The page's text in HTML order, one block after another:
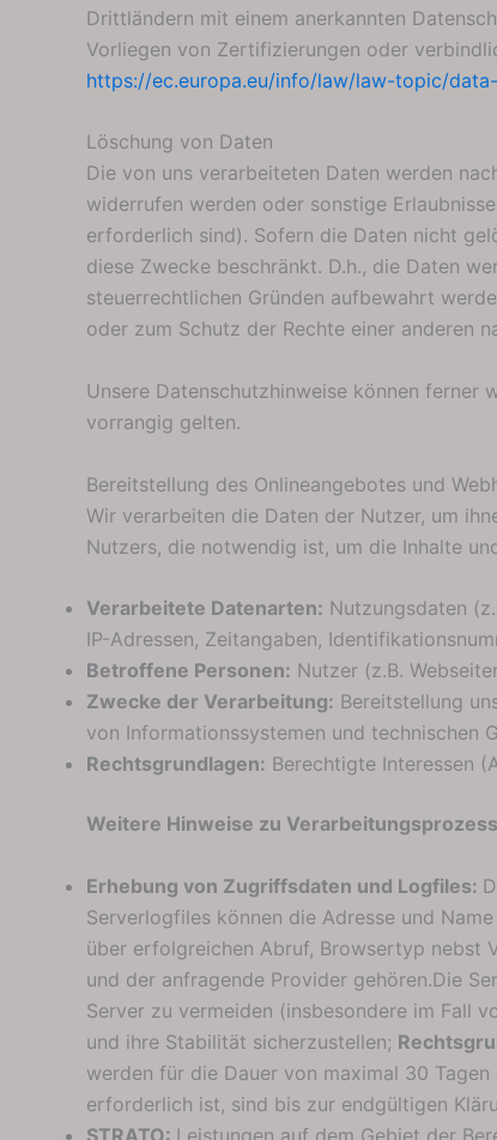
Drittländern mit einem anerkannten
Vorliegen von Zertifizierungen oder
https://ec.europa.eu/info/law/law-topic/
Löschung von Daten
Die von uns verarbeiteten Daten werden
widerrufen werden oder sonstige
erforderlich sind). Sofern die Daten nicht
diese Zwecke beschränkt. D.h., die Daten
steuerrechtlichen Gründen aufbewahrt
oder zum Schutz der Rechte einer anderen
Unsere Datenschutzhinweise können ferner
vorrangig gelten.
Bereitstellung des Onlineangebotes und
Wir verarbeiten die Daten der Nutzer, um
Nutzers, die notwendig ist, um die Inhalte
Verarbeitete Datenarten: Nutzungsdaten
IP-Adressen, Zeitangaben,
Betroffene Personen: Nutzer (z.B.
Zwecke der Verarbeitung: Bereitstellung
von Informationssystemen und technischen
Rechtsgrundlagen: Berechtigte Interessen
Weitere Hinweise zu
Erhebung von Zugriffsdaten und Logfiles:
Serverlogfiles können die Adresse und
über erfolgreichen Abruf, Browsertyp nebst
und der anfragende Provider gehören.Die
Server zu vermeiden (insbesondere im Fall
und ihre Stabilität sicherzustellen;
werden für die Dauer von maximal 30
erforderlich ist, sind bis zur endgültigen
STRATO: Leistungen auf dem Gebiet der